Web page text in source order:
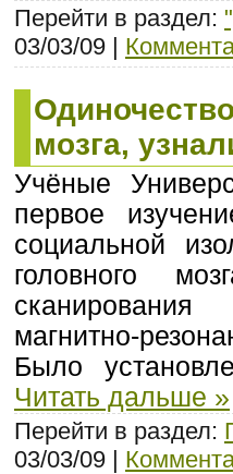
Перейти в раздел:
03/03/09 |
мозга,
Учёные
первое
социальной
головного
магнитно-
Было
Читать дальше »
Перейти в раздел:
03/03/09 |